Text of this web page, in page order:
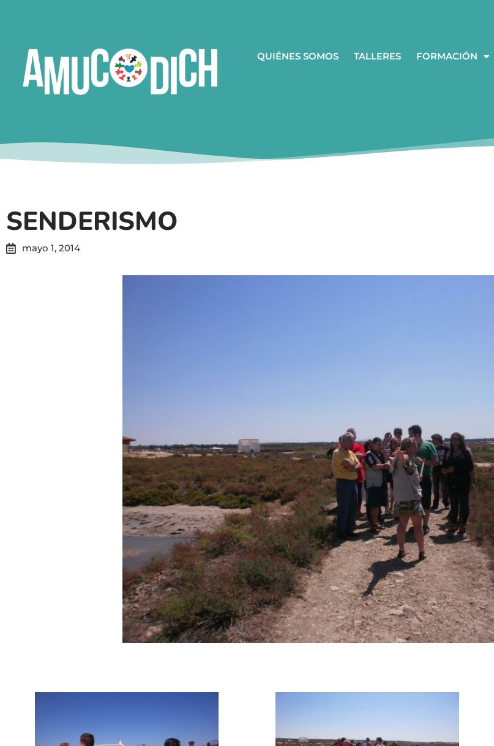
QUIÉNES SOMOS TALLERES FORMACIÓN
SENDERISMO
mayo 1, 2014